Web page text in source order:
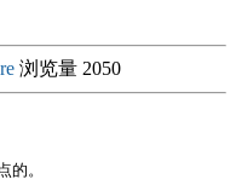
浏览量 2050
的。